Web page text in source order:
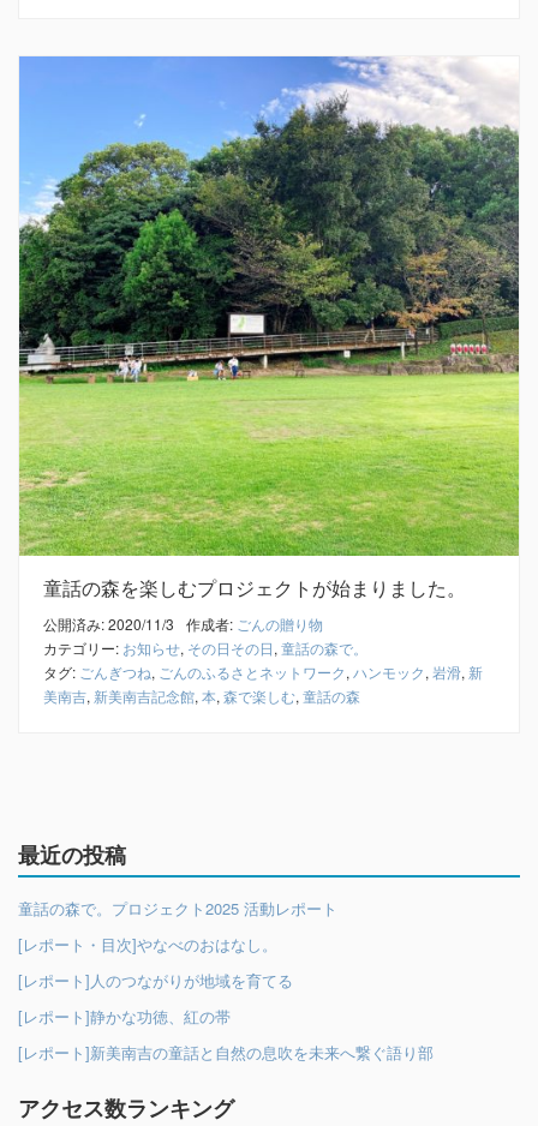
童話の森を楽しむプロジェクトが始まりました。
公開済み: 2020/11/3 作成者: ごんの贈り物
カテゴリー: お知らせ, その日その日, 童話の森で。
タグ: ごんぎつね, ごんのふるさとネットワーク, ハンモック, 岩滑, 新
美南吉, 新美南吉記念館, 本, 森で楽しむ, 童話の森
最近の投稿
童話の森で。プロジェクト2025 活動レポート
[レポート・目次]やなべのおはなし。
[レポート]人のつながりが地域を育てる
[レポート]静かな功徳、紅の帯
[レポート]新美南吉の童話と自然の息吹を未来へ繋ぐ語り部
アクセス数ランキング